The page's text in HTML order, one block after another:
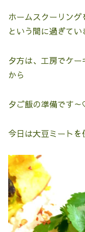
ホームスクーリン
という間に過ぎて
夕方は、工房でケ
から
夕ご飯の準備です
今日は大豆ミート